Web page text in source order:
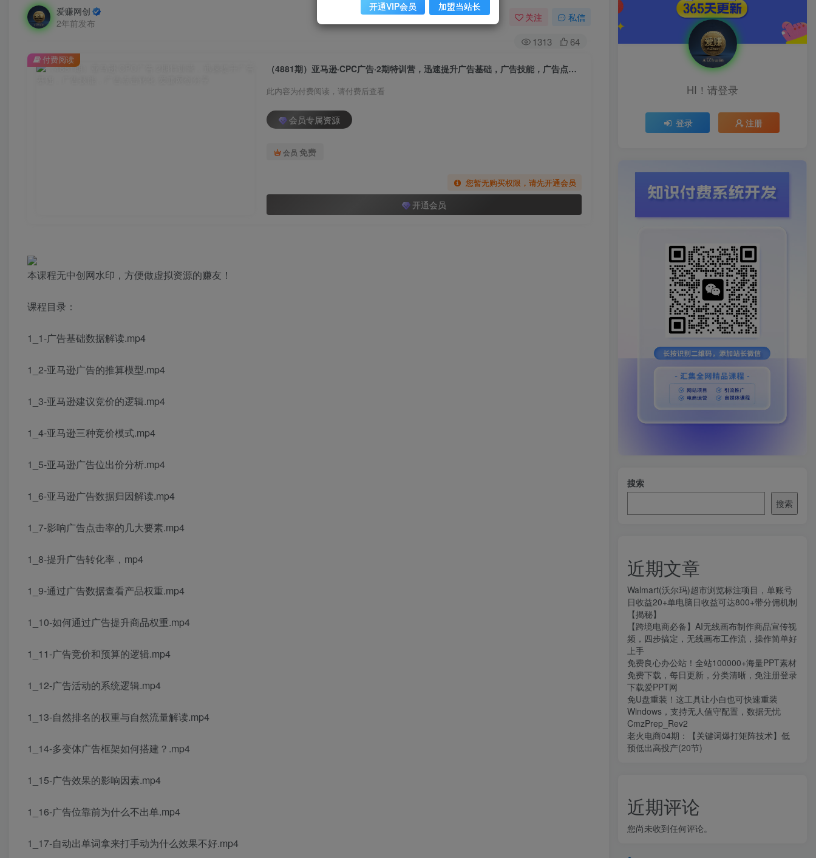
爱赚网创
2年前发布
关注 私信
1313 64
（4881期）亚马逊·CPC广告·2期特训营，迅速提升广告基础，广告技能，广告点击转化
此内容为付费阅读，请付费后查看
会员专属资源
会员 免费
您暂无购买权限，请先开通会员
开通会员
付费阅读
本课程无中创网水印，方便做虚拟资源的赚友！
课程目录：
1_1-广告基础数据解读.mp4
1_2-亚马逊广告的推算模型.mp4
1_3-亚马逊建议竞价的逻辑.mp4
1_4-亚马逊三种竞价模式.mp4
1_5-亚马逊广告位出价分析.mp4
1_6-亚马逊广告数据归因解读.mp4
1_7-影响广告点击率的几大要素.mp4
1_8-提升广告转化率，mp4
1_9-通过广告数据查看产品权重.mp4
1_10-如何通过广告提升商品权重.mp4
1_11-广告竞价和预算的逻辑.mp4
1_12-广告活动的系统逻辑.mp4
1_13-自然排名的权重与自然流量解读.mp4
1_14-多变体广告框架如何搭建？.mp4
1_15-广告效果的影响因素.mp4
1_16-广告位靠前为什么不出单.mp4
1_17-自动出单词拿来打手动为什么效果不好.mp4
HI！请登录
登录 注册
搜索
搜索
近期文章
Walmart(沃尔玛)超市浏览标注项目，单账号
日收益20+单电脑日收益可达800+带分佣机制
【揭秘】
【跨境电商必备】AI无线画布制作商品宣传视
频，四步搞定，无线画布工作流，操作简单好
上手
免费良心办公站！全站100000+海量PPT素材
免费下载，每日更新，分类清晰，免注册登录
下载爱PPT网
免U盘重装！这工具让小白也可快速重装
Windows，支持无人值守配置，数据无忧
CmzPrep_Rev2
老火电商04期：【关键词爆打矩阵技术】低
预低出高投产(20节)
近期评论
您尚未收到任何评论。
开通VIP会员 加盟当站长